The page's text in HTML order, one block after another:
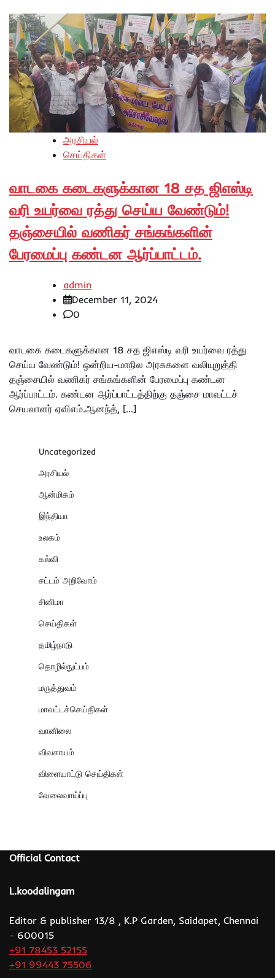
அரசியல்
செய்திகள்
வாடகை கடைகளுக்கான 18 சத ஜிஎஸ்டி
வரி உயர்வை ரத்து செய்ய வேண்டும்!
தஞ்சையில் வணிகர் சங்கங்களின்
பேரமைப்பு கண்டன ஆர்ப்பாட்டம்.
admin
December 11, 2024
0
வாடகை கடைகளுக்கான 18 சத ஜிஎஸ்டி வரி உயர்வை ரத்து
செய்ய வேண்டும்! ஒன்றிய-மாநில அரசுகளை வலியுறுத்தி
தஞ்சையில் வணிகர் சங்கங்களின் பேரமைப்பு கண்டன
ஆர்ப்பாட்டம். கண்டன ஆர்ப்பாட்டத்திற்கு தஞ்சை மாவட்டச்
செயலாளர் ஏவிஎம்.ஆனந்த், […]
Uncategorized
அரசியல்
ஆன்மிகம்
இந்தியா
உலகம்
கல்வி
சட்டம் அறிவோம்
சினிமா
செய்திகள்
தமிழ்நாடு
தொழில்நுட்பம்
மருத்துவம்
மாவட்டச்செய்திகள்
வானிலை
விவசாயம்
விளையாட்டு செய்திகள்
வேலைவாய்ப்பு
Official Contact
L.koodalingam
Editor & publisher 13/8 , K.P Garden, Saidapet, Chennai
- 600015
+91 78453 52155
+91 99443 75506